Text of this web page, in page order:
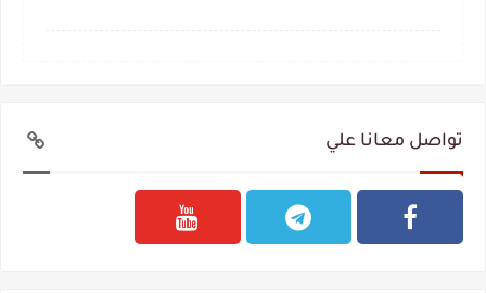
تواصل معانا علي